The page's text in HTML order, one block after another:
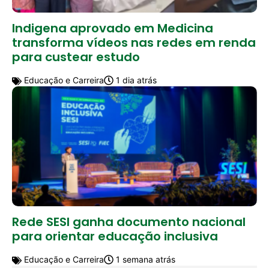
Indigena aprovado em Medicina
transforma vídeos nas redes em renda
para custear estudo
Educação e Carreira 1 dia atrás
Rede SESI ganha documento nacional
para orientar educação inclusiva
Educação e Carreira 1 semana atrás